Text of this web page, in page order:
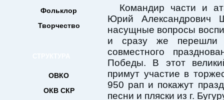
Фольклор
Творчество
ОВКО
ОКВ СКР
Командир части и
Юрий Александрович
насущные вопросы
и сразу же перешли
совместного
Победы. В этот
примут участие в
950 рап и покажут
песни и пляски из г.